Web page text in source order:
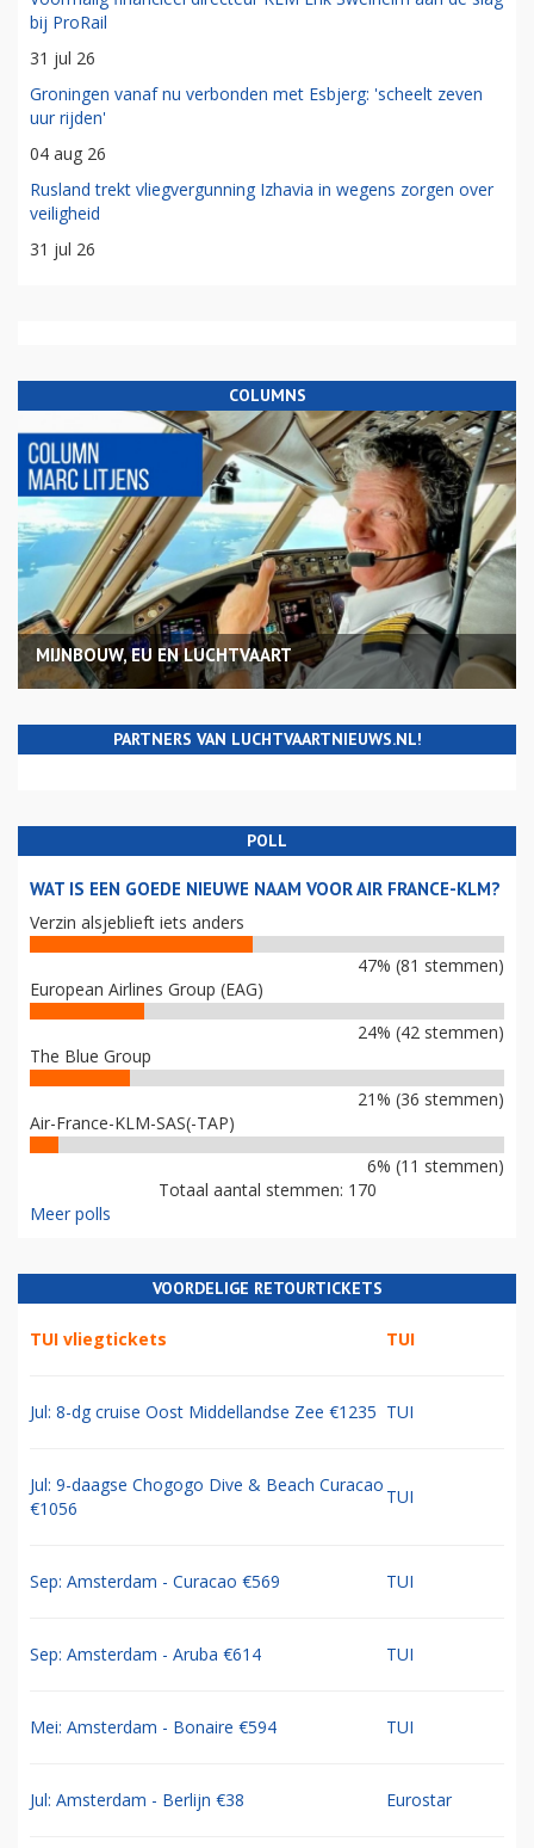
bij ProRail
31 jul 26
Groningen vanaf nu verbonden met Esbjerg: 'scheelt zeven
uur rijden'
04 aug 26
Rusland trekt vliegvergunning Izhavia in wegens zorgen over
veiligheid
31 jul 26
COLUMNS
MIJNBOUW, EU EN LUCHTVAART
PARTNERS VAN LUCHTVAARTNIEUWS.NL!
POLL
WAT IS EEN GOEDE NIEUWE NAAM VOOR AIR FRANCE-KLM?
Verzin alsjeblieft iets anders
47% (81 stemmen)
European Airlines Group (EAG)
24% (42 stemmen)
The Blue Group
21% (36 stemmen)
Air-France-KLM-SAS(-TAP)
6% (11 stemmen)
Totaal aantal stemmen: 170
Meer polls
VOORDELIGE RETOURTICKETS
TUI vliegtickets TUI
Jul: 8-dg cruise Oost Middellandse Zee €1235 TUI
Jul: 9-daagse Chogogo Dive & Beach Curacao
€1056
TUI
Sep: Amsterdam - Curacao €569 TUI
Sep: Amsterdam - Aruba €614 TUI
Mei: Amsterdam - Bonaire €594 TUI
Jul: Amsterdam - Berlijn €38 Eurostar